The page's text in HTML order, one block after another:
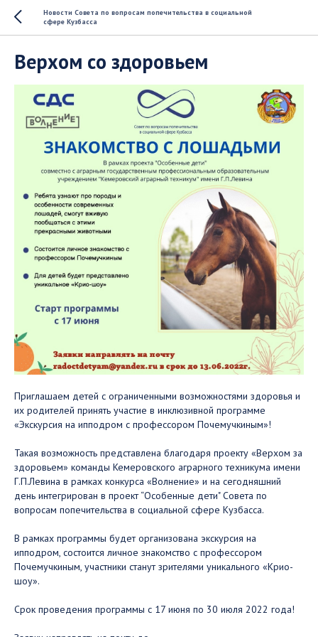
Новости Совета по вопросам попечительства в социальной
сфере Кузбасса
Верхом со здоровьем
Приглашаем детей с ограниченными возможностями здоровья и
их родителей принять участие в инклюзивной программе
«Экскурсия на ипподром с профессором Почемучкиным»!
Такая возможность представлена благодаря проекту «Верхом за
здоровьем» команды Кемеровского аграрного техникума имени
Г.П.Левина в рамках конкурса «Волнение» и на сегодняшний
день интегрирован в проект “Особенные дети" Совета по
вопросам попечительства в социальной сфере Кузбасса.
В рамках программы будет организована экскурсия на
ипподром, состоится личное знакомство с профессором
Почемучкиным, участники станут зрителями уникального «Крио-
шоу».
Срок проведения программы с 17 июня по 30 июля 2022 года!